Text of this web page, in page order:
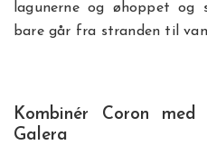
lagunerne og øhoppet og
bare går fra stranden til
Kombinér Coron
Galera